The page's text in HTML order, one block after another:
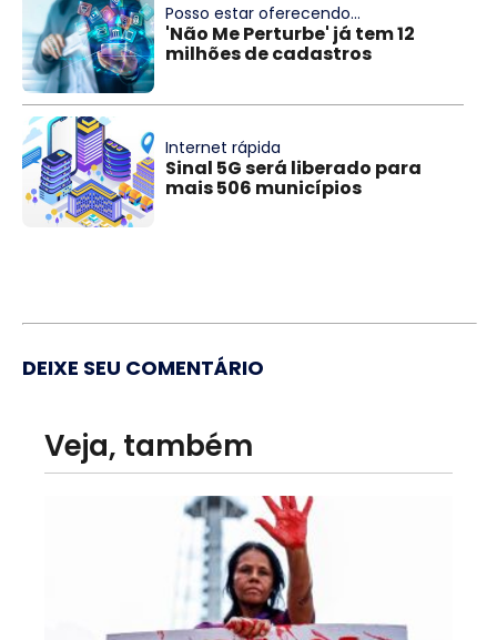
Posso estar oferecendo...
'Não Me Perturbe' já tem 12
milhões de cadastros
Internet rápida
Sinal 5G será liberado para
mais 506 municípios
DEIXE SEU COMENTÁRIO
Veja, também